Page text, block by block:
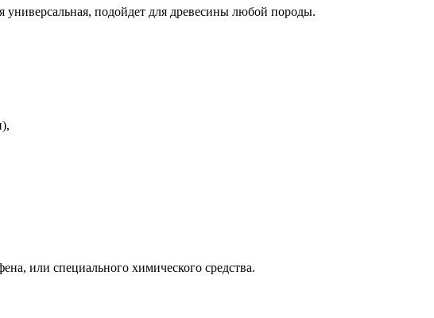
универсальная, подойдет для древесины любой породы.
или специального химического средства.